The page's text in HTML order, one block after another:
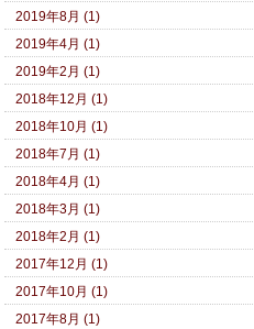
2019年8月 (1)
2019年4月 (1)
2019年2月 (1)
2018年12月 (1)
2018年10月 (1)
2018年7月 (1)
2018年4月 (1)
2018年3月 (1)
2018年2月 (1)
2017年12月 (1)
2017年10月 (1)
2017年8月 (1)